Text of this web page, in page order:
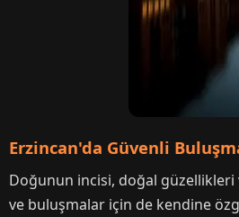
Erzincan'da Güvenli
Doğunun incisi, doğal güzellikleri
ve buluşmalar için de kendine